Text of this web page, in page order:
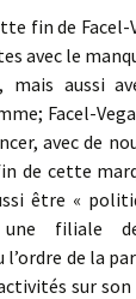
de Facel-
avec le
mais aussi
Facel-
avec de
de cette
être «
filiale
l’ordre de la
sur